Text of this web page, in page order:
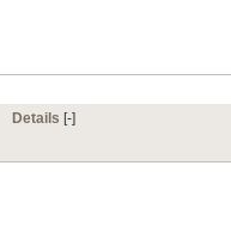
Details [‑]